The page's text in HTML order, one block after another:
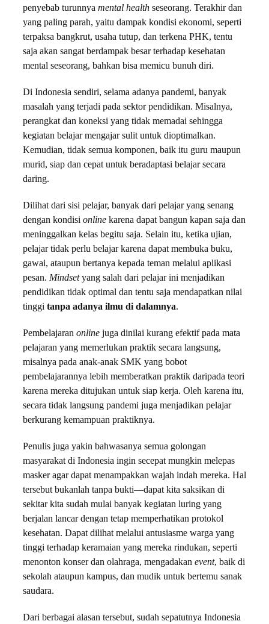
penyebab turunnya mental health seseorang. Terakhir dan
yang paling parah, yaitu dampak kondisi ekonomi, seperti
terpaksa bangkrut, usaha tutup, dan terkena PHK, tentu
saja akan sangat berdampak besar terhadap kesehatan
mental seseorang, bahkan bisa memicu bunuh diri.
Di Indonesia sendiri, selama adanya pandemi, banyak
masalah yang terjadi pada sektor pendidikan. Misalnya,
perangkat dan koneksi yang tidak memadai sehingga
kegiatan belajar mengajar sulit untuk dioptimalkan.
Kemudian, tidak semua komponen, baik itu guru maupun
murid, siap dan cepat untuk beradaptasi belajar secara
daring.
Dilihat dari sisi pelajar, banyak dari pelajar yang senang
dengan kondisi online karena dapat bangun kapan saja dan
meninggalkan kelas begitu saja. Selain itu, ketika ujian,
pelajar tidak perlu belajar karena dapat membuka buku,
gawai, ataupun bertanya kepada teman melalui aplikasi
pesan. Mindsetyang salah dari pelajar ini menjadikan
pendidikan tidak optimal dan tentu saja mendapatkan nilai
tinggi tanpa adanya ilmu di dalamnya.
Pembelajaran online juga dinilai kurang efektif pada mata
pelajaran yang memerlukan praktik secara langsung,
misalnya pada anak-anak SMK yang bobot
pembelajarannya lebih memberatkan praktik daripada teori
karena mereka ditujukan untuk siap kerja. Oleh karena itu,
secara tidak langsung pandemi juga menjadikan pelajar
berkurang kemampuan praktiknya.
Penulis juga yakin bahwasanya semua golongan
masyarakat di Indonesia ingin secepat mungkin melepas
masker agar dapat menampakkan wajah indah mereka. Hal
tersebut bukanlah tanpa bukti—dapat kita saksikan di
sekitar kita sudah mulai banyak kegiatan luring yang
berjalan lancar dengan tetap memperhatikan protokol
kesehatan. Dapat dilihat melalui antusiasme warga yang
tinggi terhadap keramaian yang mereka rindukan, seperti
menonton konser dan olahraga, mengadakan event, baik di
sekolah ataupun kampus, dan mudik untuk bertemu sanak
saudara.
Dari berbagai alasan tersebut, sudah sepatutnya Indonesia